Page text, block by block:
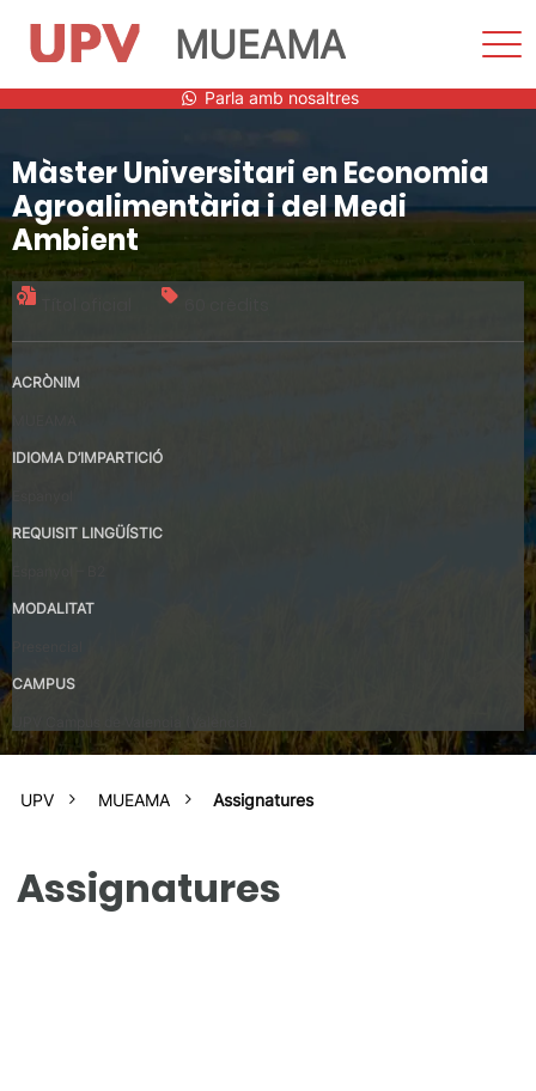
MUEAMA
Parla amb nosaltres
Màster Universitari en Economia
Agroalimentària i del Medi
Ambient
ACRÒNIM
IDIOMA D’IMPARTICIÓ
REQUISIT LINGÜÍSTIC
MODALITAT
CAMPUS
UPV MUEAMA Assignatures
Assignatures